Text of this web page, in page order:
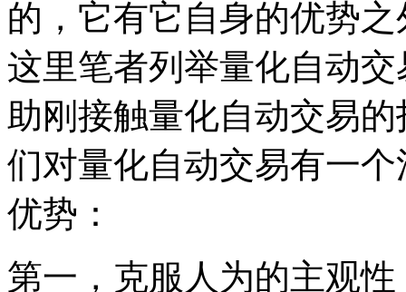
的，它有它自身的优势
这里笔者列举量化自动
助刚接触量化自动交易
们对量化自动交易有一
优势：
第一，克服人为的主观